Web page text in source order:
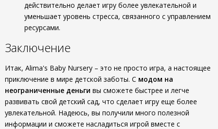
действительно делает игру более увлекательной и
уменьшает уровень стресса, связанного с управлением
ресурсами.
Заключение
Итак, Alima's Baby Nursery – это не просто игра, а настоящее
приключение в мире детской заботы. С модом на
неограниченные деньги вы сможете быстрее и легче
развивать свой детский сад, что сделает игру еще более
увлекательной. Надеюсь, вы получили много полезной
информации и сможете насладиться игрой вместе с